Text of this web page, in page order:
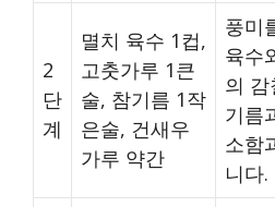
2
단
계
멸치 육수 1컵,
고춧가루 1큰
술, 참기름 1작
은술, 건새우
가루 약간
풍미
육수
의
기름
소함
니다.